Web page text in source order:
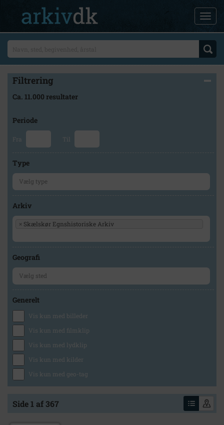
Filtrering
Ca. 11.000 resultater
Periode
Fra Til
Type
Arkiv
× Skælskør Egnshistoriske Arkiv
Geografi
Generelt
Vis kun med billeder
Vis kun med filmklip
Vis kun med lydklip
Vis kun med kilder
Vis kun med geo-tag
Side 1 af 367